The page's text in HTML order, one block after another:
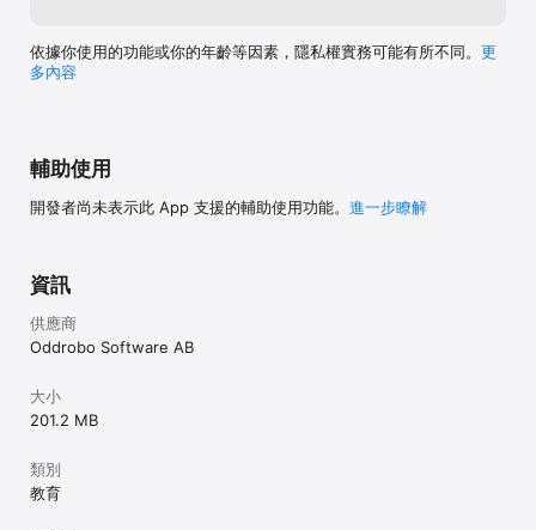
依據你使用的功能或你的年齡等因素，隱私權實務可能有所不同。 更
多內容
輔助使用
開發者尚未表示此 App 支援的輔助使用功能。 進一步瞭解
資訊
供應商
Oddrobo Software AB
大小
201.2 MB
類別
教育